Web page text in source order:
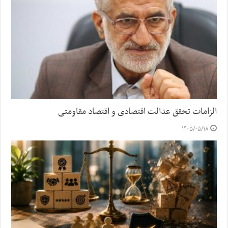
الزامات تحقق عدالت اقتصادی و اقتصاد مقاومتی
۱۴۰۵/۰۵/۱۸